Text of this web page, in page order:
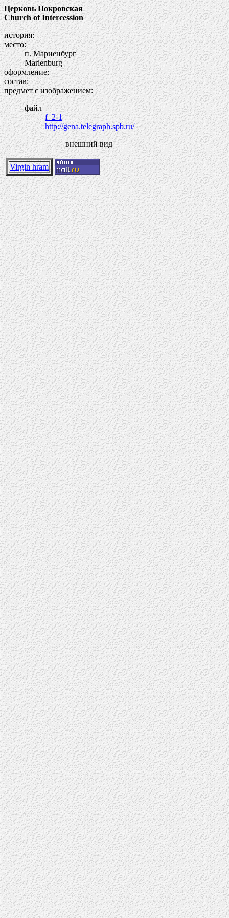
Церковь Покровская
Church of Intercession
история:
место:
п. Мариенбург
Marienburg
оформление:
состав:
предмет с изображением:
файл
f_2-1
http://gena.telegraph.spb.ru/
внешний вид
Virgin hram